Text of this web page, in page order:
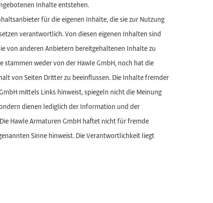
Inhalte entstehen.
für die eigenen Inhalte, die sie zur Nutzung
verantwortlich. Von diesen eigenen Inhalten sind
von anderen Anbietern bereitgehaltenen Inhalte zu
stammen weder von der Hawle GmbH, noch hat die
von Seiten Dritter zu beeinflussen. Die Inhalte fremder
mittels Links hinweist, spiegeln nicht die Meinung
dienen lediglich der Information und der
Hawle Armaturen GmbH haftet nicht für fremde
Sinne hinweist. Die Verantwortlichkeit liegt